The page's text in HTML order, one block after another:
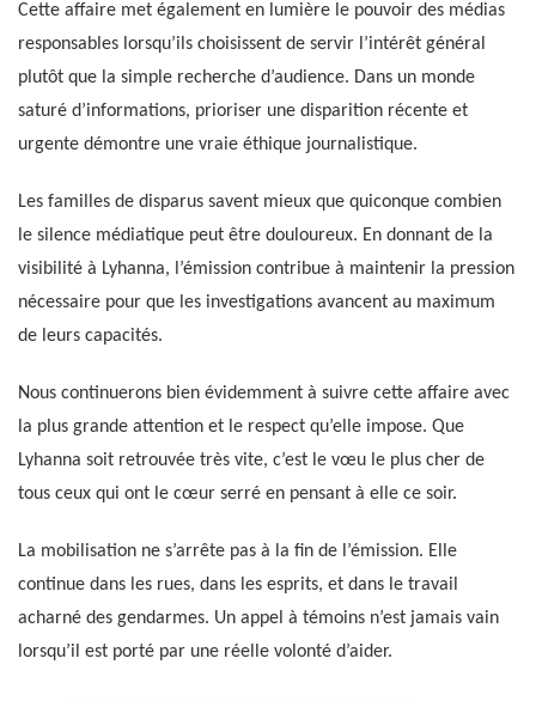
Cette affaire met également en lumière le pouvoir des médias
responsables lorsqu’ils choisissent de servir l’intérêt général
plutôt que la simple recherche d’audience. Dans un monde
saturé d’informations, prioriser une disparition récente et
urgente démontre une vraie éthique journalistique.
Les familles de disparus savent mieux que quiconque combien
le silence médiatique peut être douloureux. En donnant de la
visibilité à Lyhanna, l’émission contribue à maintenir la pression
nécessaire pour que les investigations avancent au maximum
de leurs capacités.
Nous continuerons bien évidemment à suivre cette affaire avec
la plus grande attention et le respect qu’elle impose. Que
Lyhanna soit retrouvée très vite, c’est le vœu le plus cher de
tous ceux qui ont le cœur serré en pensant à elle ce soir.
La mobilisation ne s’arrête pas à la fin de l’émission. Elle
continue dans les rues, dans les esprits, et dans le travail
acharné des gendarmes. Un appel à témoins n’est jamais vain
lorsqu’il est porté par une réelle volonté d’aider.